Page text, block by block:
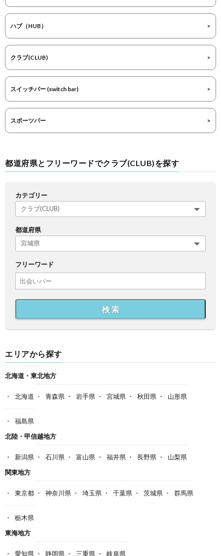
ハブ（HUB）
クラブ(CLUB)
スイッチバー (switch bar)
スポーツバー
都道府県とフリーワードでクラブ(CLUB)を探す
カテゴリー
都道府県
フリーワード
検 索
エリアから探す
北海道・東北地方
北海道 青森県 岩手県 宮城県 秋田県 山形県
福島県
北陸・甲信越地方
新潟県 石川県 富山県 福井県 長野県
山梨県
関東地方
東京都 神奈川県 埼玉県 千葉県 茨城県 群馬県
栃木県
東海地方
愛知県 静岡県 三重県
岐阜県